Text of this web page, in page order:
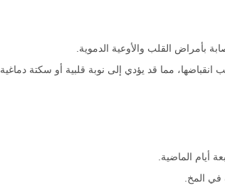
بأمراض القلب والأوعية الدموية.
مما قد يؤدي إلى نوبة قلبية أو سكتة دماغية.
أيام الماضية.
المخ.